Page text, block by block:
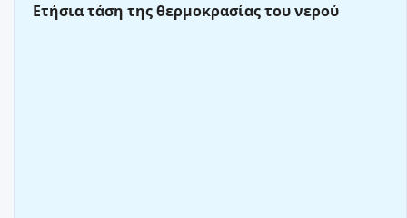
Ετήσια τάση της θερμοκρασίας του νερού